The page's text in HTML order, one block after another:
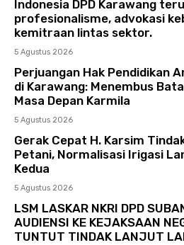
Indonesia DPD Karawang
profesionalisme, advokasi
kemitraan lintas sektor.
5 Agustus 2026
Perjuangan Hak Pendidikan
di Karawang: Menembus
Masa Depan Karmila
5 Agustus 2026
Gerak Cepat H. Karsim
Petani, Normalisasi Irigasi
Kedua
5 Agustus 2026
LSM LASKAR NKRI DPD
AUDIENSI KE KEJAKSAAN
TUNTUT TINDAK LANJUT